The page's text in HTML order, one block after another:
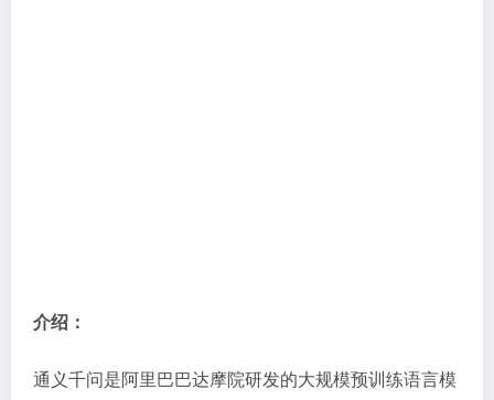
介绍：
通义千问是阿里巴巴达摩院研发的大规模预训练语言模